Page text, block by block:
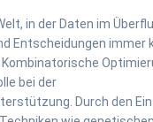
in der Daten im
Entscheidungen immer
bei der
Durch den